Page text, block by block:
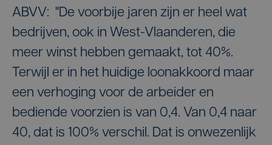
ABVV: "De voorbije jaren zijn er heel wat
bedrijven, ook in West-Vlaanderen, die
meer winst hebben gemaakt, tot 40%.
Terwijl er in het huidige loonakkoord maar
een verhoging voor de arbeider en
bediende voorzien is van 0,4. Van 0,4 naar
40, dat is 100% verschil. Dat is onwezenlijk